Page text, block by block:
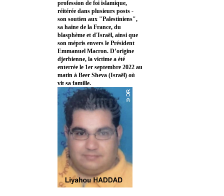
profession de foi islamique,
réitérée dans plusieurs posts -
son soutien aux "Palestiniens",
sa haine de la France, du
blasphème et d'Israël, ainsi que
son mépris envers le Président
Emmanuel Macron. D’origine
djerbienne, la victime a été
enterrée le 1er septembre 2022 au
matin à Beer Sheva (Israël) où
vit sa famille.